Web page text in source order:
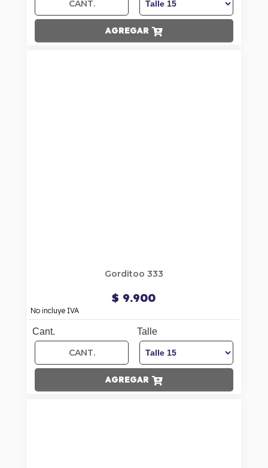
AGREGAR
Gorditoo 333
$ 9.900
No incluye IVA
Cant. Talle
AGREGAR